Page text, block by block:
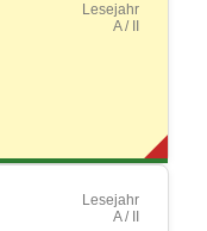
Lesejahr
A / II
Lesejahr
A / II